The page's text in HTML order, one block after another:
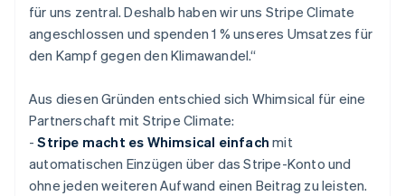
für uns zentral. Deshalb haben wir uns Stripe Climate
angeschlossen und spenden 1 % unseres Umsatzes für
den Kampf gegen den Klimawandel.“
Aus diesen Gründen entschied sich Whimsical für eine
Partnerschaft mit Stripe Climate:
-Stripe macht es Whimsical einfach mit
automatischen Einzügen über das Stripe-Konto und
ohne jeden weiteren Aufwand einen Beitrag zu leisten.